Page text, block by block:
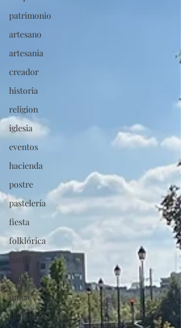
patrimonio
artesano
artesania
creador
historia
religion
iglesia
eventos
hacienda
postre
pastelería
fiesta
folklórica
pastel
típico
única
Biblioteca